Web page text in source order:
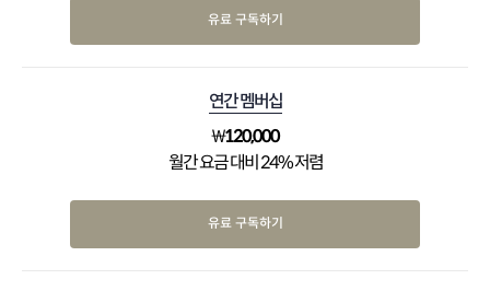
유료 구독하기
연간 멤버십
₩120,000
월간 요금 대비 24% 저렴
유료 구독하기